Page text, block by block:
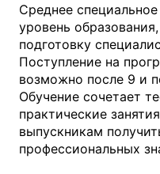
Среднее
уровень
подготовку
Поступление на
возможно после 9 и
Обучение сочетает
практические
выпускникам
профессиональных